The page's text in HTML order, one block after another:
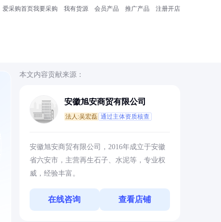
爱采购首页我要采购 我有货源 会员产品 推广产品 注册开店
本文内容贡献来源：
安徽旭安商贸有限公司
法人:吴宏磊 通过主体资质核查
安徽旭安商贸有限公司，2016年成立于安徽
省六安市，主营再生石子、水泥等，专业权
威，经验丰富。
在线咨询 查看店铺